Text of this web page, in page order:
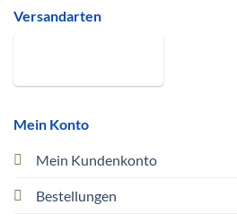
Mein Konto
Mein Kundenkonto
Bestellungen
Versandarten